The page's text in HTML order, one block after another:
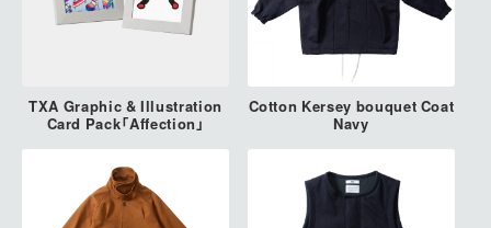
TXA Graphic & Illustration
Card Pack「Affection」
Cotton Kersey bouquet Coat
Navy